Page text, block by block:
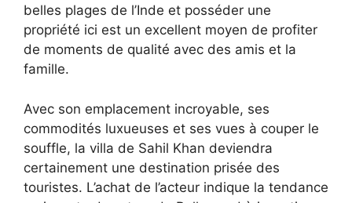
belles plages de l’Inde et posséder une
propriété ici est un excellent moyen de profiter
de moments de qualité avec des amis et la
famille.
Avec son emplacement incroyable, ses
commodités luxueuses et ses vues à couper le
souffle, la villa de Sahil Khan deviendra
certainement une destination prisée des
touristes. L’achat de l’acteur indique la tendance